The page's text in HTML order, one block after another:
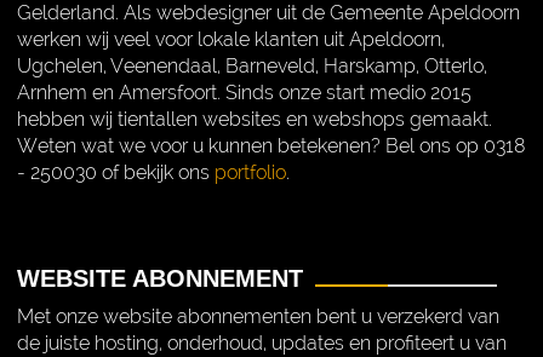
Gelderland. Als webdesigner uit de Gemeente Apeldoorn
werken wij veel voor lokale klanten uit Apeldoorn,
Ugchelen, Veenendaal, Barneveld, Harskamp, Otterlo,
Arnhem en Amersfoort. Sinds onze start medio 2015
hebben wij tientallen websites en webshops gemaakt.
Weten wat we voor u kunnen betekenen? Bel ons op 0318
- 250030 of bekijk ons portfolio.
WEBSITE ABONNEMENT
Met onze website abonnementen bent u verzekerd van
de juiste hosting, onderhoud, updates en profiteert u van